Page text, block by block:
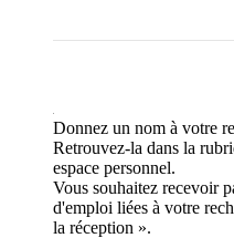
Donnez un nom à votre
Retrouvez-la dans la
espace personnel.
Vous souhaitez recevoir
d'emploi liées à votre
la réception ».